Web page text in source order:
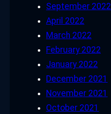
September 2022
April 2022
March 2022
February 2022
January 2022
December 2021
November 2021
October 2021